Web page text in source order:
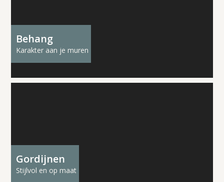
Behang
Karakter aan je muren
Gordijnen
Stijlvol en op maat